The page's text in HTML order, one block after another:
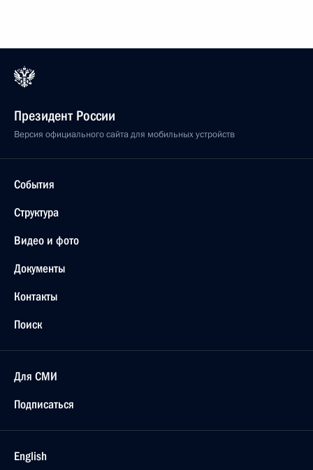
Президент России
Версия официального сайта для мобильных устройств
События
Структура
Видео и фото
Документы
Контакты
Поиск
Для СМИ
Подписаться
English